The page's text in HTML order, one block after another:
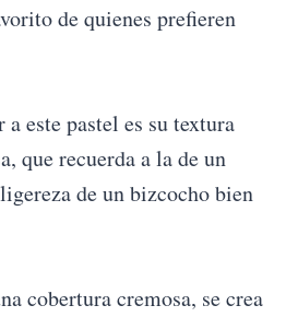
de quienes prefieren
a este pastel es su textura
que recuerda a la de un
de un bizcocho bien
cobertura cremosa, se crea